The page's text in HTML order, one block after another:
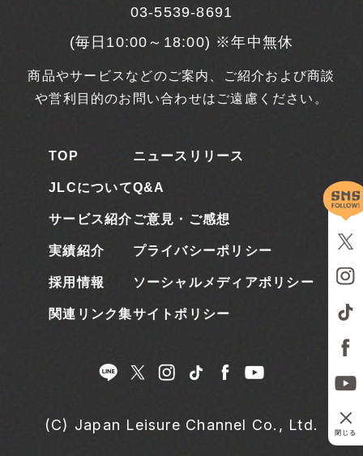
03-5539-8691
(毎日10:00～18:00) ※年中無休
商品やサービスなどのご案内、ご紹介および商談
や営利目的のお問い合わせはご遠慮ください。
TOP
JLCについて
サービス紹介
実績紹介
採用情報
関連リンク集
ニュースリリース
Q&A
ご意見・ご感想
プライバシーポリシー
ソーシャルメディアポリシー
サイトポリシー
(C) Japan Leisure Channel Co., Ltd. 閉じる